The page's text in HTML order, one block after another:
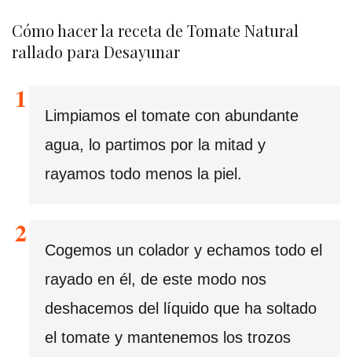
Cómo hacer la receta de Tomate Natural
rallado para Desayunar
Limpiamos el tomate con abundante
agua, lo partimos por la mitad y
rayamos todo menos la piel.
Cogemos un colador y echamos todo el
rayado en él, de este modo nos
deshacemos del líquido que ha soltado
el tomate y mantenemos los trozos